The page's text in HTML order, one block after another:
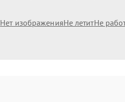
Нет изображенияНе летитНе